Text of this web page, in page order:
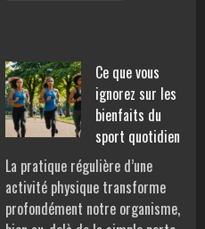
Ce que vous
ignorez sur les
bienfaits du
sport quotidien
La pratique régulière d’une
activité physique transforme
profondément notre organisme,